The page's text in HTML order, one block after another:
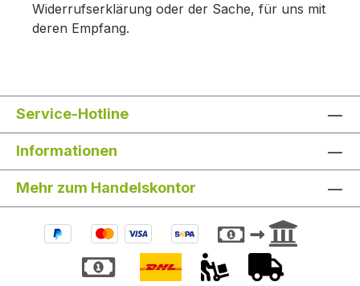
Widerrufserklärung oder der Sache, für uns mit
deren Empfang.
Service-Hotline
Informationen
Mehr zum Handelskontor